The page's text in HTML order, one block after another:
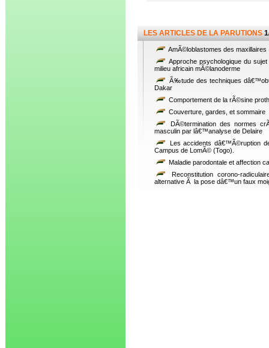
LES ARTICLES DE LA PARUTIONS
AmÃ©loblastomes des
Approche psychologique du
milieu africain mÃ©lanoderme
Ã‰tude des techniques
Dakar
Comportement de la rÃ©sine
Couverture, gardes, et sommaire
DÃ©termination des normes
masculin par lâ€™analyse de Delaire
Les accidents dâ€™Ã©ruption
Campus de LomÃ© (Togo).
Maladie parodontale et affection
Reconstitution corono-
alternative Ã la pose dâ€™un faux